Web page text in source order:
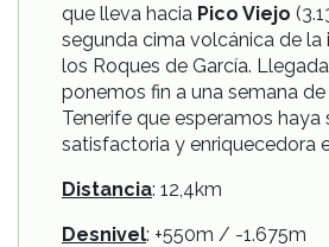
que lleva hacia Pico Viejo
segunda cima volcánica de la
los Roques de García.
ponemos fin a una semana
Tenerife que esperamos haya
satisfactoria y enriquecedora
Distancia: 12,4km
Desnivel: +550m / -1.675m